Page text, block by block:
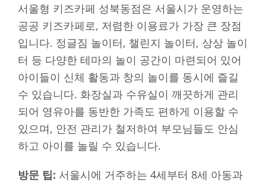
서울형 키즈카페 성북동점은 서울시가 운영하는
공공 키즈카페로, 저렴한 이용료가 가장 큰 장점
입니다. 정글짐 놀이터, 챌린지 놀이터, 상상 놀이
터 등 다양한 테마의 놀이 공간이 마련되어 있어
아이들이 신체 활동과 창의 놀이를 동시에 즐길
수 있습니다. 화장실과 수유실이 깨끗하게 관리
되어 영유아를 동반한 가족도 편하게 이용할 수
있으며, 안전 관리가 철저하여 부모님들도 안심
하고 아이를 놀릴 수 있습니다.
방문 팁: 서울시에 거주하는 4세부터 8세 아동과